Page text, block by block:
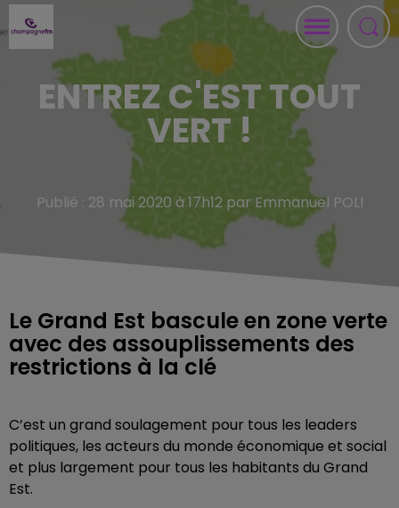
ENTREZ C'EST TOUT
VERT !
Publié : 28 mai 2020 à 17h12 par Emmanuel POLI
Le Grand Est bascule en zone verte
avec des assouplissements des
restrictions à la clé
C’est un grand soulagement pour tous les leaders
politiques, les acteurs du monde économique et social
et plus largement pour tous les habitants du Grand
Est.